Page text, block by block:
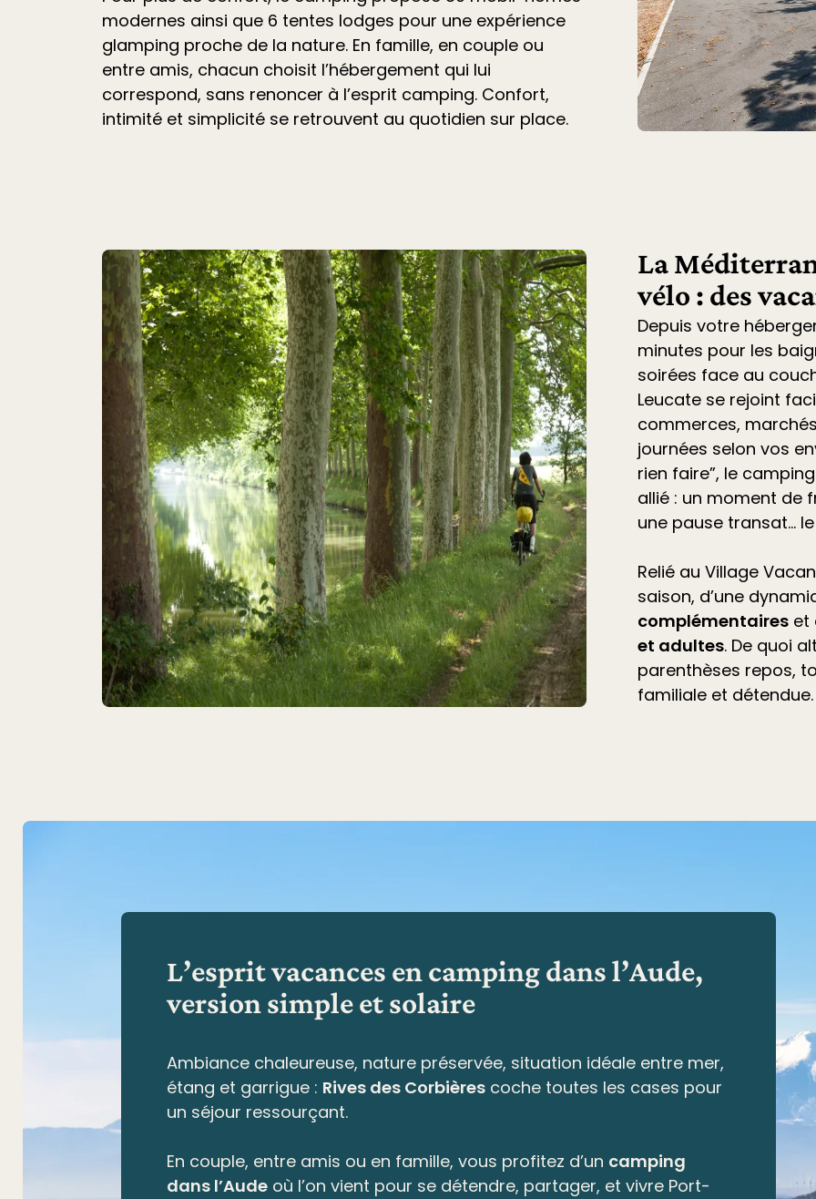
modernes ainsi que 6 tentes lodges pour une expérience
glamping proche de la nature. En famille, en couple ou
entre amis, chacun choisit l’hébergement qui lui
correspond, sans renoncer à l’esprit camping. Confort,
intimité et simplicité se retrouvent au quotidien sur place.
La
vélo : des
Depuis votre
minutes pour les
soirées face au
Leucate se rejoint
commerces,
journées selon vos
rien faire”, le
allié : un moment de
une pause transat…
Relié au Village
saison, d’une
complémentaires et
et adultes. De quoi
parenthèses repos,
familiale et détendue.
L’esprit vacances en camping dans l’Aude,
version simple et solaire
Ambiance chaleureuse, nature préservée, situation idéale entre mer,
étang et garrigue : Rives des Corbièrescoche toutes les cases pour
un séjour ressourçant.
En couple, entre amis ou en famille, vous profitez d’un camping
dans l’Audeoù l’on vient pour se détendre, partager, et vivre Port-